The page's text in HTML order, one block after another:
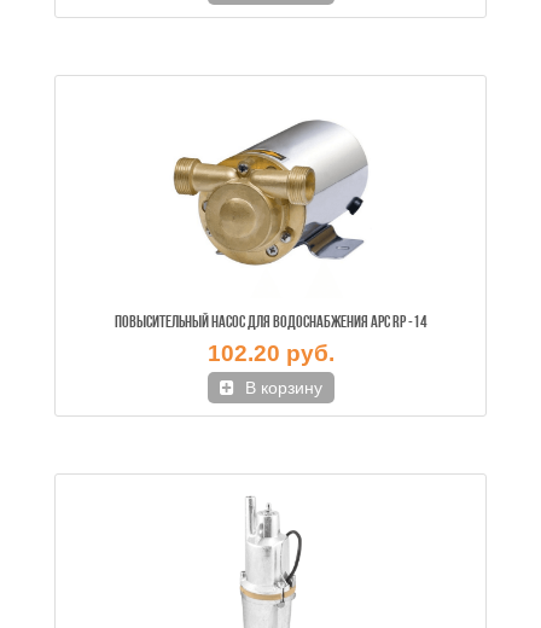
ПОВЫСИТЕЛЬНЫЙ НАСОС ДЛЯ ВОДОСНАБЖЕНИЯ APC RP -14
102.20 руб.
В корзину